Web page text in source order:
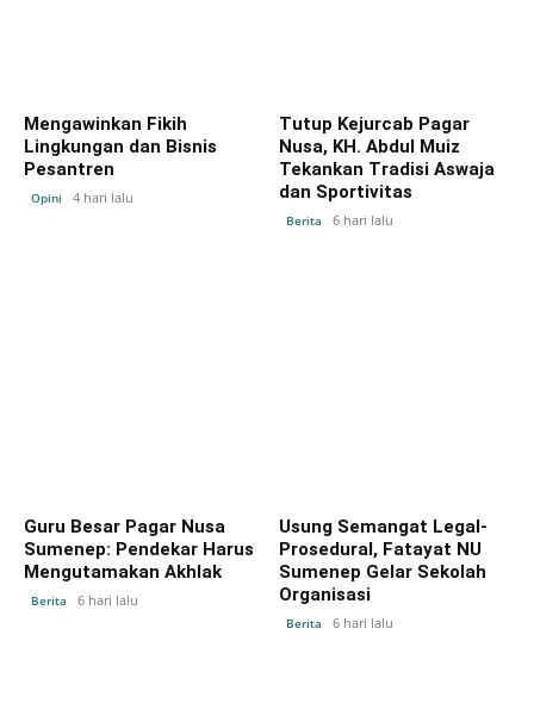
Mengawinkan Fikih
Lingkungan dan Bisnis
Pesantren
Opini 4 hari lalu
Tutup Kejurcab Pagar
Nusa, KH. Abdul Muiz
Tekankan Tradisi Aswaja
dan Sportivitas
Berita 6 hari lalu
Guru Besar Pagar Nusa
Sumenep: Pendekar Harus
Mengutamakan Akhlak
Berita 6 hari lalu
Usung Semangat Legal-
Prosedural, Fatayat NU
Sumenep Gelar Sekolah
Organisasi
Berita 6 hari lalu